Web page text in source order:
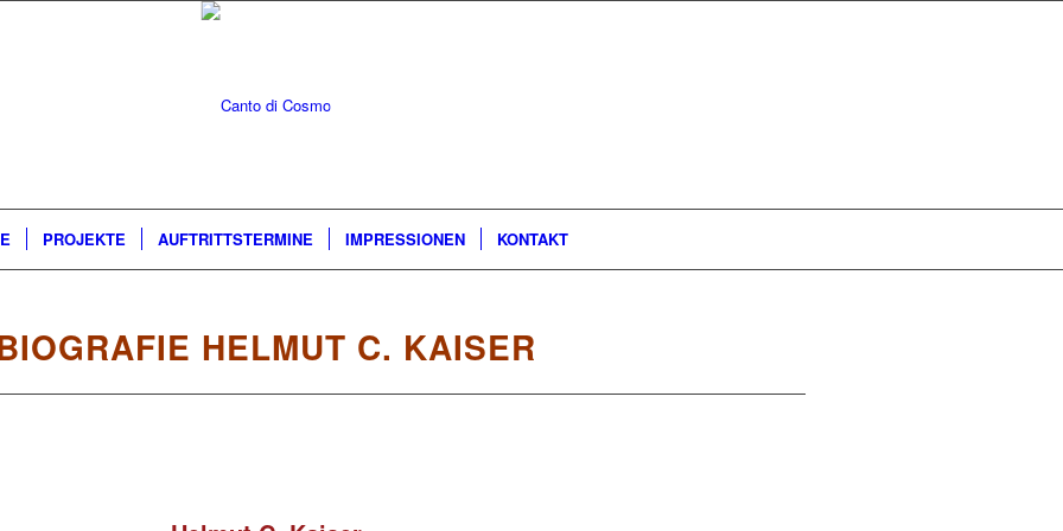
PROJEKTE AUFTRITTSTERMINE IMPRESSIONEN KONTAKT
HELMUT C. KAISER